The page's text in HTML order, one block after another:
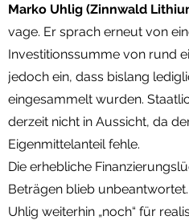
Marko Uhlig (Zinnwald
vage. Er sprach erneut von
Investitionssumme von rund
jedoch ein, dass bislang
eingesammelt wurden.
derzeit nicht in Aussicht, da
Eigenmittelanteil fehle.
Die erhebliche
Beträgen blieb
Uhlig weiterhin „noch“ für